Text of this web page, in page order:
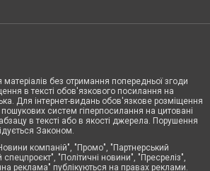
без отримання попередньої згоди
в тексті обов'язкового посилання на
Для інтернет-видань обов'язкове розміщення
систем гіперпосилання на цитовані
в тексті або в якості джерела. Порушення
Законом.
компаній", "Промо", "Партнерський
"Політичні новини", "Пресреліз",
реклама" публікуються на правах реклами.